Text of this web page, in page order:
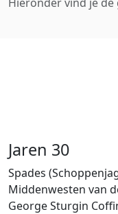
Jaren 30
Spades
Middenwesten van
George Sturgin